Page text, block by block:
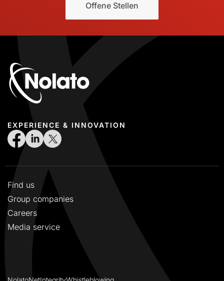
Offene Stellen
EXPERIENCE & INNOVATION
Find us
Group companies
Careers
Media service